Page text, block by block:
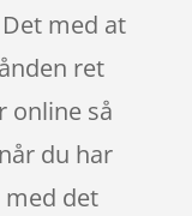
med at
ret
online så
du har
det